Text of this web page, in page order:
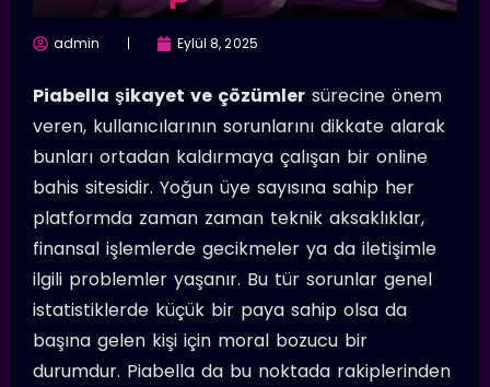
admin Eylül 8, 2025
Piabella şikayet ve çözümler sürecine önem
veren, kullanıcılarının sorunlarını dikkate alarak
bunları ortadan kaldırmaya çalışan bir online
bahis sitesidir. Yoğun üye sayısına sahip her
platformda zaman zaman teknik aksaklıklar,
finansal işlemlerde gecikmeler ya da iletişimle
ilgili problemler yaşanır. Bu tür sorunlar genel
istatistiklerde küçük bir paya sahip olsa da
başına gelen kişi için moral bozucu bir
durumdur. Piabella da bu noktada rakiplerinden